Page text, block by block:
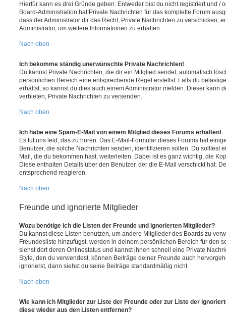
Hierfür kann es drei Gründe geben: Entweder bist du nicht registriert und /
Board-Administration hat Private Nachrichten für das komplette Forum
dass der Administrator dir das Recht, Private Nachrichten zu verschicken,
Administrator, um weitere Informationen zu erhalten.
Nach oben
Ich bekomme ständig unerwünschte Private Nachrichten!
Du kannst Private Nachrichten, die dir ein Mitglied sendet, automatisch
persönlichen Bereich eine entsprechende Regel erstellst. Falls du
erhältst, so kannst du dies auch einem Administrator melden. Dieser kann
verbieten, Private Nachrichten zu versenden.
Nach oben
Ich habe eine Spam-E-Mail von einem Mitglied dieses Forums erhalten!
Es tut uns leid, das zu hören. Das E-Mail-Formular dieses Forums hat
Benutzer, die solche Nachrichten senden, identifizieren sollen. Du solltest
Mail, die du bekommen hast, weiterleiten. Dabei ist es ganz wichtig, die
Diese enthalten Details über den Benutzer, der die E-Mail verschickt hat.
entsprechend reagieren.
Nach oben
Freunde und ignorierte Mitglieder
Wozu benötige ich die Listen der Freunde und ignorierten Mitglieder?
Du kannst diese Listen benutzen, um andere Mitglieder des Boards zu
Freundesliste hinzufügst, werden in deinem persönlichen Bereich für den
siehst dort deren Onlinestatus und kannst ihnen schnell eine Private
Style, den du verwendest, können Beiträge deiner Freunde auch
ignorierst, dann siehst du seine Beiträge standardmäßig nicht.
Nach oben
Wie kann ich Mitglieder zur Liste der Freunde oder zur Liste der
diese wieder aus den Listen entfernen?